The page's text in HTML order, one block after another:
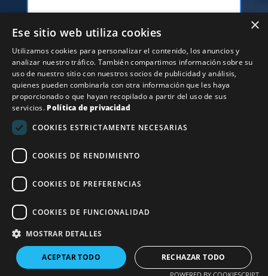
Enviar
Alternative:
Lunes a Viernes
8:00–20:00
×
Ese sitio web utiliza cookies
Utilizamos cookies para personalizar el contenido, los anuncios y
analizar nuestro tráfico. También compartimos información sobre su
uso de nuestro sitio con nuestros socios de publicidad y análisis,
quienes pueden combinarla con otra información que les haya
proporcionado o que hayan recopilado a partir del uso de sus
servicios. Política de privacidad
COOKIES ESTRICTAMENTE NECESARIAS
COOKIES DE RENDIMIENTO
COOKIES DE PREFERENCIAS
COOKIES DE FUNCIONALIDAD
MOSTRAR DETALLES
ACEPTAR TODO RECHAZAR TODO